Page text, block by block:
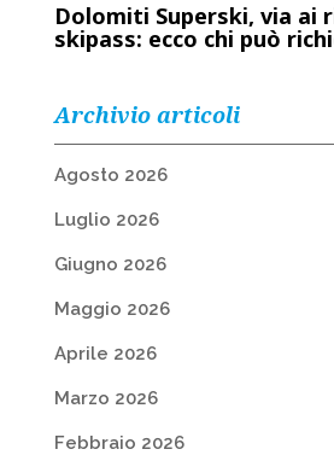
Dolomiti Superski, via ai
skipass: ecco chi può
Archivio articoli
Agosto 2026
Luglio 2026
Giugno 2026
Maggio 2026
Aprile 2026
Marzo 2026
Febbraio 2026